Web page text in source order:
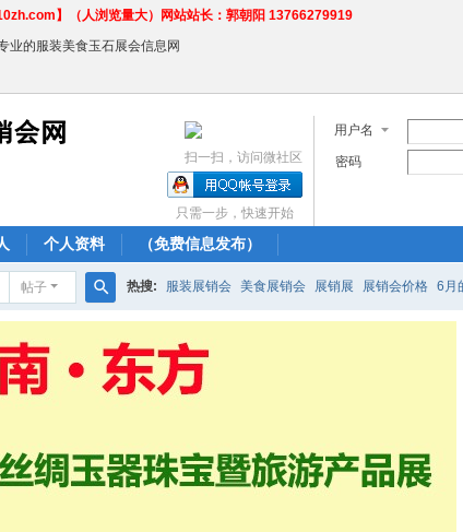
】（人浏览量大）网站站长：郭朝阳 13766279919
业的服装美食玉石展会信息网
用户名
密码
扫一扫，访问微社区
只需一步，快速开始
个人资料 （免费信息发布）
帖子
搜
索
热搜: 服装展销会 美食展销会 展销展 展销会价格 6月